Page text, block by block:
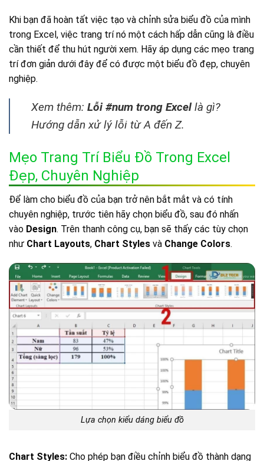
Khi bạn đã hoàn tất việc tạo và chỉnh sửa biểu đồ của mình
trong Excel, việc trang trí nó một cách hấp dẫn cũng là điều
cần thiết để thu hút người xem. Hãy áp dụng các mẹo trang
trí đơn giản dưới đây để có được một biểu đồ đẹp, chuyên
nghiệp.
Xem thêm: Lỗi #num trong Excellà gì?
Hướng dẫn xử lý lỗi từ A đến Z.
Mẹo Trang Trí Biểu Đồ Trong Excel
Đẹp, Chuyên Nghiệp
Để làm cho biểu đồ của bạn trở nên bắt mắt và có tính
chuyên nghiệp, trước tiên hãy chọn biểu đồ, sau đó nhấn
vào Design. Trên thanh công cụ, bạn sẽ thấy các tùy chọn
như Chart Layouts, Chart Styles và Change Colors.
Lựa chọn kiểu dáng biểu đồ
Chart Styles: Cho phép bạn điều chỉnh biểu đồ thành dạng